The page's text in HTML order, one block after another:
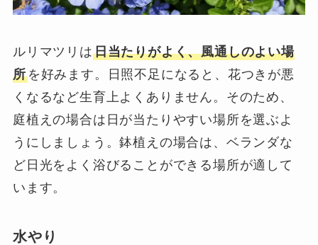
ルリマツリは日当たりがよく、風通しのよい場
所を好みます。日照不足になると、花つきが悪
くなるなど生育上よくありません。そのため、
庭植えの場合は日が当たりやすい場所を選ぶよ
うにしましょう。鉢植えの場合は、ベランダな
ど日光をよく浴びることができる場所が適して
います。
水やり